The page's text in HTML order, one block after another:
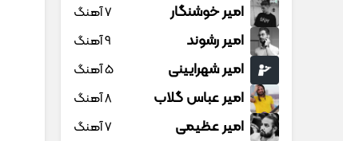
امیر خوشنگار 7 آهنگ
امیر رشوند 9 آهنگ
امیر شهرایینی 5 آهنگ
امیر عباس گلاب 8 آهنگ
امیر عظیمی 7 آهنگ